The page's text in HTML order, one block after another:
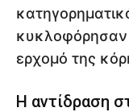
κυκλοφόρησαν
ερχομό της
Η αντίδραση